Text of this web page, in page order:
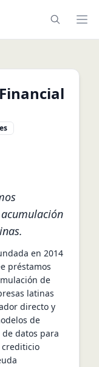
en 2014
préstamos
de
latinas
directo y
de
datos para